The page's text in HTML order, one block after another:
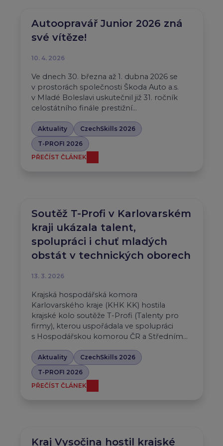
Autoopravář Junior 2026 zná
své vítěze!
10. 4. 2026
Ve dnech 30. března až 1. dubna 2026 se
v prostorách společnosti Škoda Auto a.s.
v Mladé Boleslavi uskutečnil již 31. ročník
celostátního finále prestižní…
Aktuality
CzechSkills 2026
T-PROFI 2026
PŘEČÍST ČLÁNEK
Soutěž T-Profi v Karlovarském
kraji ukázala talent,
spolupráci i chuť mladých
obstát v technických oborech
13. 3. 2026
Krajská hospodářská komora
Karlovarského kraje (KHK KK) hostila
krajské kolo soutěže T-Profi (Talenty pro
firmy), kterou uspořádala ve spolupráci
s Hospodářskou komorou ČR a Středním…
Aktuality
CzechSkills 2026
T-PROFI 2026
PŘEČÍST ČLÁNEK
Kraj Vysočina hostil krajské